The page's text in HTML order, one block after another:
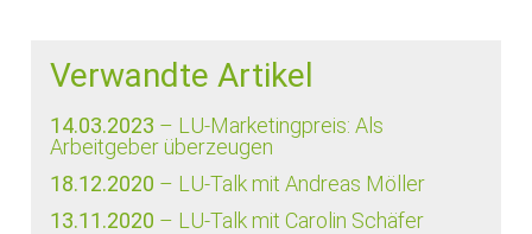
Verwandte Artikel
14.03.2023 – LU-Marketingpreis: Als
Arbeitgeber überzeugen
18.12.2020 – LU-Talk mit Andreas Möller
13.11.2020 – LU-Talk mit Carolin Schäfer